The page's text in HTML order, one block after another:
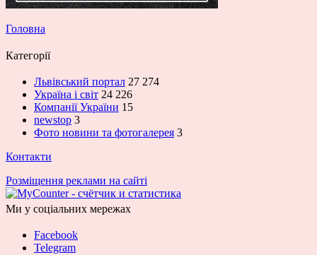
Головна
Категорії
Львівський портал 27 274
Україна і світ 24 226
Компанії України 15
newstop 3
Фото новини та фотогалерея 3
Контакти
Розміщення реклами на сайті
Ми у соціальних мережах
Facebook
Telegram